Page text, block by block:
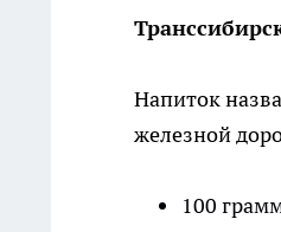
Напиток
железной
100